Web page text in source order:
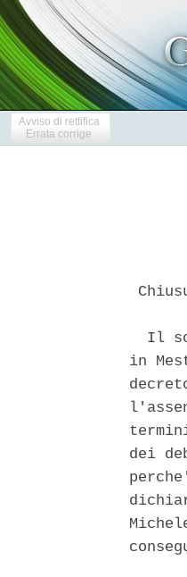
Avviso di rettifica
Errata corrige
Il
in
dei